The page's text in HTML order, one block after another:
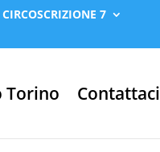
CIRCOSCRIZIONE 7
Torino Contattaci